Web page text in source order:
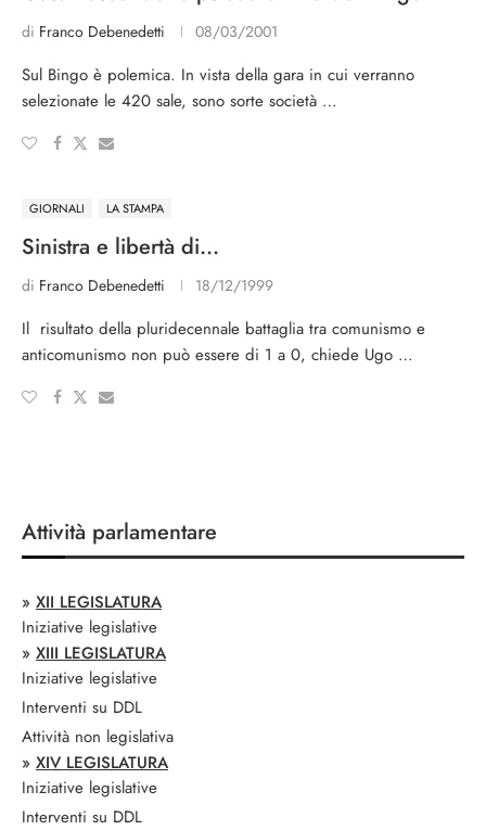
di Franco Debenedetti 08/03/2001
Sul Bingo è polemica. In vi­sta della gara in cui verranno
selezionate le 420 sale, sono sorte società …
GIORNALI LA STAMPA
Sinistra e libertà di…
di Franco Debenedetti 18/12/1999
Il risultato della pluridecennale battaglia tra comunismo e
anticomunismo non può essere di 1 a 0, chiede Ugo …
Attività parlamentare
» XII LEGISLATURA
Iniziative legislative
» XIII LEGISLATURA
Iniziative legislative
Interventi su DDL
Attività non legislativa
» XIV LEGISLATURA
Iniziative legislative
Interventi su DDL